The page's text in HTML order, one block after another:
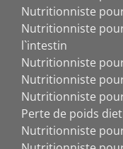
Nutritionniste
Nutritionniste
l`intestin
Nutritionniste
Nutritionniste
Nutritionniste
Perte de poids
Nutritionniste